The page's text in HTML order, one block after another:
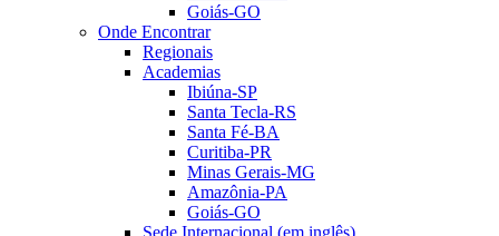
Goiás-GO
Onde Encontrar
Regionais
Academias
Ibiúna-SP
Santa Tecla-RS
Santa Fé-BA
Curitiba-PR
Minas Gerais-MG
Amazônia-PA
Goiás-GO
Sede Internacional (em inglês)